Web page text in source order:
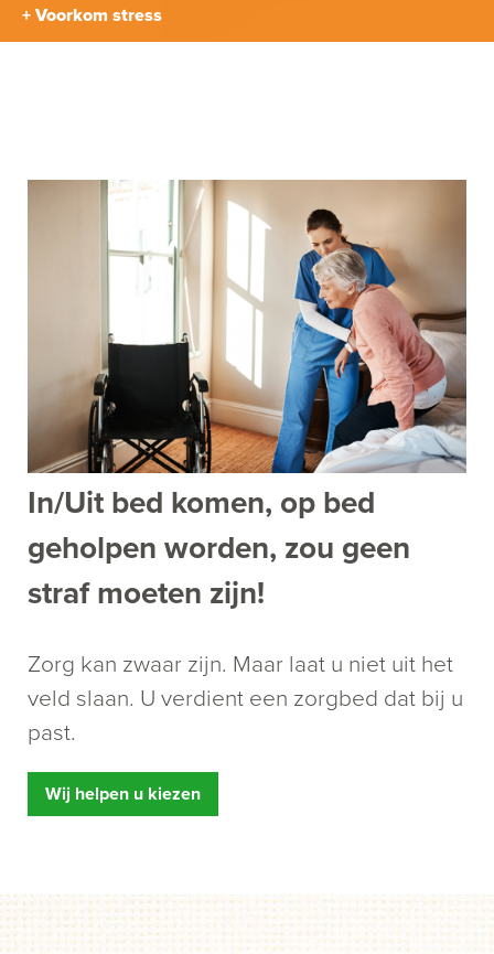
+ Voorkom stress
In/Uit bed komen, op bed
geholpen worden, zou geen
straf moeten zijn!
Zorg kan zwaar zijn. Maar laat u niet uit het
veld slaan. U verdient een zorgbed dat bij u
past.
Wij helpen u kiezen